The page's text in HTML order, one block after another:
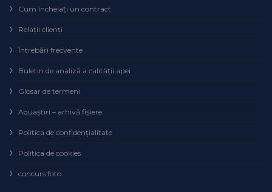
Cum încheiaţi un contract
Relaţii clienţi
Întrebări frecvente
Buletin de analiză a calităţii apei
Glosar de termeni
Aquaștiri – arhivă fișiere
Politica de confidențialitate
Politica de cookies
concurs foto